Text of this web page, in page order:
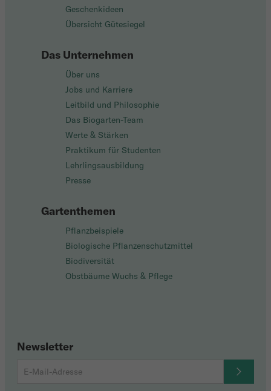
Geschenkideen
Übersicht Gütesiegel
Das Unternehmen
Über uns
Jobs und Karriere
Leitbild und Philosophie
Das Biogarten-Team
Werte & Stärken
Praktikum für Studenten
Lehrlingsausbildung
Presse
Gartenthemen
Pflanzbeispiele
Biologische Pflanzenschutzmittel
Biodiversität
Obstbäume Wuchs & Pflege
Newsletter